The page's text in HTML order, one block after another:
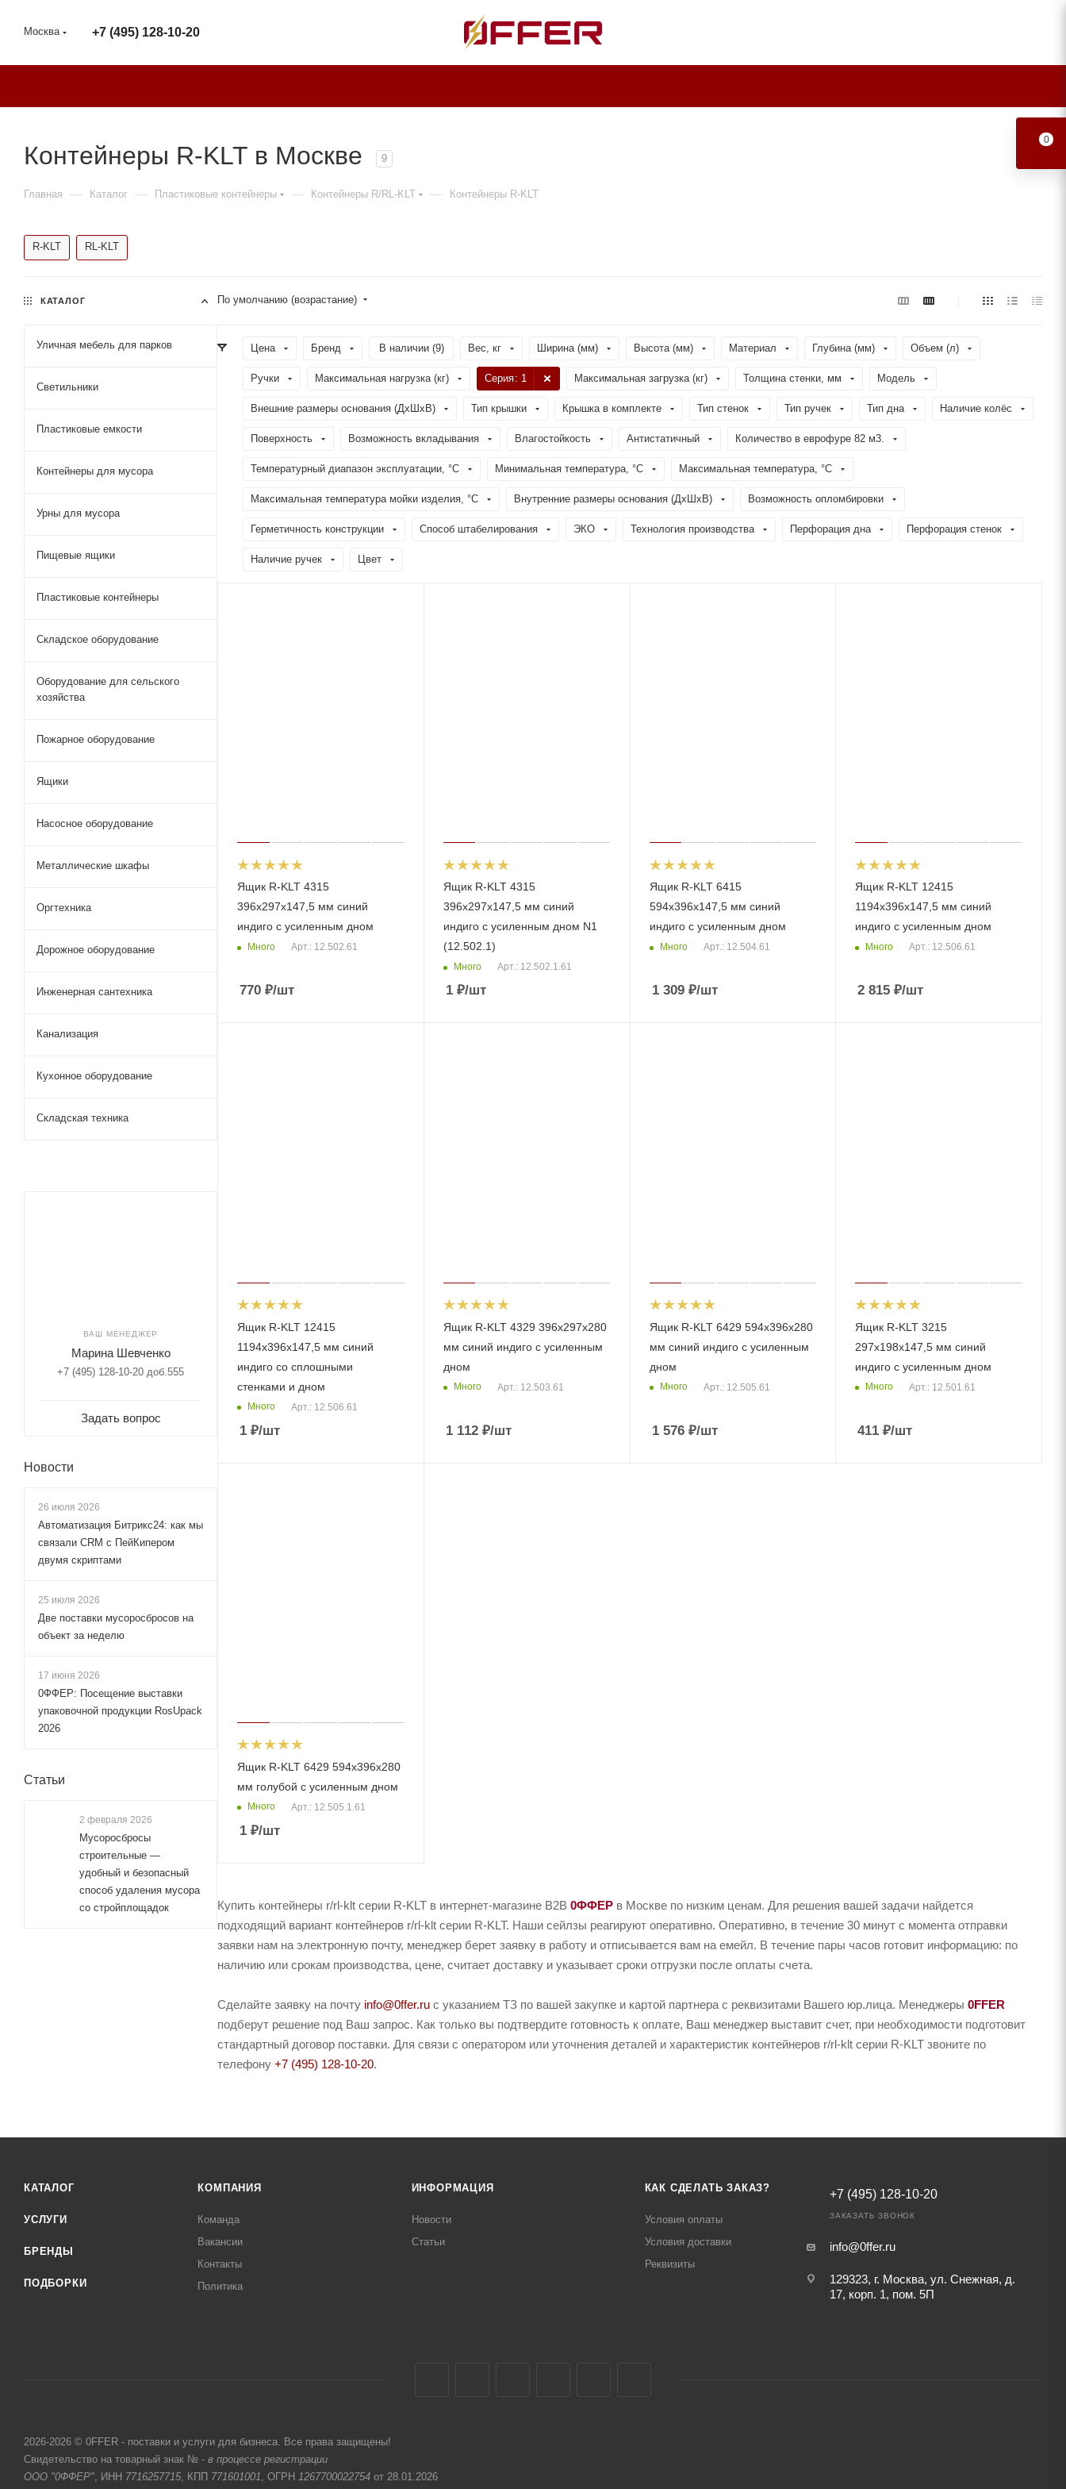
Москва +7 (495) 128-10-20
Контейнеры R-KLT в Москве 9
Главная — Каталог — Пластиковые контейнеры — Контейнеры R/RL-KLT — Контейнеры R-KLT
R-KLT RL-KLT
По умолчанию (возрастание)
Цена Бренд В наличии (9) Вес, кг Ширина (мм) Высота (мм) Материал Глубина (мм) Объем (л)
Ручки Максимальная нагрузка (кг) Серия: 1 Максимальная загрузка (кг) Толщина стенки, мм Модель
Внешние размеры основания (ДхШхВ) Тип крышки Крышка в комплекте Тип стенок Тип ручек Тип дна Наличие колёс
Поверхность Возможность вкладывания Влагостойкость Антистатичный Количество в еврофуре 82 м3.
Температурный диапазон эксплуатации, °C Минимальная температура, °C Максимальная температура, °C
Максимальная температура мойки изделия, °C Внутренние размеры основания (ДхШхВ) Возможность опломбировки
Герметичность конструкции Способ штабелирования ЭКО Технология производства Перфорация дна Перфорация стенок
Наличие ручек Цвет
Ящик R-KLT 4315
396х297х147,5 мм синий
индиго с усиленным дном
Много Арт.: 12.502.61
770 ₽/шт
Ящик R-KLT 4315
396х297х147,5 мм синий
индиго с усиленным дном N1
(12.502.1)
Много Арт.: 12.502.1.61
1₽/шт
Ящик R-KLT 6415
594х396х147,5 мм синий
индиго с усиленным дном
Много Арт.: 12.504.61
1 309₽/шт
Ящик R-KLT 12415
1194х396х147,5 мм синий
индиго с усиленным дном
Много Арт.: 12.506.61
2 815 ₽/шт
Ящик R-KLT 12415
1194x396x147,5 мм синий
индиго со сплошными
стенками и дном
Много Арт.: 12.506.61
1 ₽/шт
Ящик R-KLT 4329 396х297х280
мм синий индиго с усиленным
дном
Много Арт.: 12.503.61
1 112₽/шт
Ящик R-KLT 6429 594х396х280
мм синий индиго с усиленным
дном
Много Арт.: 12.505.61
1 576₽/шт
Ящик R-KLT 3215
297х198х147,5 мм синий
индиго с усиленным дном
Много Арт.: 12.501.61
411 ₽/шт
Ящик R-KLT 6429 594х396х280
мм голубой с усиленным дном
Много Арт.: 12.505.1.61
1 ₽/шт
Купить контейнеры r/rl-klt серии R-KLT в интернет-магазине B2B 0ФФЕР в Москве по низким ценам. Для решения вашей задачи найдется
подходящий вариант контейнеров r/rl-klt серии R-KLT. Наши сейлзы реагируют оперативно. Оперативно, в течение 30 минут с момента отправки
заявки нам на электронную почту, менеджер берет заявку в работу и отписывается вам на емейл. В течение пары часов готовит информацию: по
наличию или срокам производства, цене, считает доставку и указывает сроки отгрузки после оплаты счета.
Сделайте заявку на почту info@0ffer.ru с указанием ТЗ по вашей закупке и картой партнера с реквизитами Вашего юр.лица. Менеджеры 0FFER
подберут решение под Ваш запрос. Как только вы подтвердите готовность к оплате, Ваш менеджер выставит счет, при необходимости подготовит
стандартный договор поставки. Для связи с оператором или уточнения деталей и характеристик контейнеров r/rl-klt серии R-KLT звоните по
телефону +7 (495) 128-10-20.
КАТАЛОГ
Уличная мебель для парков
Светильники
Пластиковые емкости
Контейнеры для мусора
Урны для мусора
Пищевые ящики
Пластиковые контейнеры
Складское оборудование
Оборудование для сельского
хозяйства
Пожарное оборудование
Ящики
Насосное оборудование
Металлические шкафы
Оргтехника
Дорожное оборудование
Инженерная сантехника
Канализация
Кухонное оборудование
Складская техника
ВАШ МЕНЕДЖЕР
Марина Шевченко
+7 (495) 128-10-20 доб.555
Задать вопрос
Новости
26 июля 2026
Автоматизация Битрикс24: как мы
связали CRM с ПейКипером
двумя скриптами
25 июля 2026
Две поставки мусоросбросов на
объект за неделю
17 июня 2026
0ФФЕР: Посещение выставки
упаковочной продукции RosUpack
2026
Статьи
2 февраля 2026
Мусоросбросы
строительные —
удобный и безопасный
способ удаления мусора
со стройплощадок
КАТАЛОГ
УСЛУГИ
БРЕНДЫ
ПОДБОРКИ
КОМПАНИЯ
Команда
Вакансии
Контакты
Политика
ИНФОРМАЦИЯ
Новости
Статьи
КАК СДЕЛАТЬ ЗАКАЗ?
Условия оплаты
Условия доставки
Реквизиты
+7 (495) 128-10-20
ЗАКАЗАТЬ ЗВОНОК
info@0ffer.ru
129323, г. Москва, ул. Снежная, д.
17, корп. 1, пом. 5П
2026-2026 © 0FFER - поставки и услуги для бизнеса. Все права защищены!
Свидетельство на товарный знак № - в процессе регистрации
ООО "0ФФЕР", ИНН 7716257715, КПП 771601001, ОГРН 1267700022754 от 28.01.2026
0